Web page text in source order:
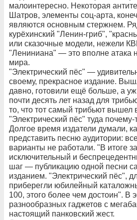
малоинтересно. Некоторая
Шатров, элементы соц-арта,
являются основным стержнем.
курёхинский "Ленин-гриб",
или сказочные модели, нежели
"Лениниана" — это вполне атака
мира.
"Электрический пёс" —
своему, прекрасное издание.
давно, готовили ещё больше, а
почти десять лет назад для
то, что тот самый трибьют вышел
"Электрический пёс" туда почему-
Долгое время издатели думали,
представить песню аудитории:
варианты не работали. "В итоге
исключительный и
шаг — публикацию одной песни
изданием. "Электрический пёс",
приберегли юбилейный
100, этого более чем достоин". В
разнообразных гаджетов с
настоящий панковский жест.